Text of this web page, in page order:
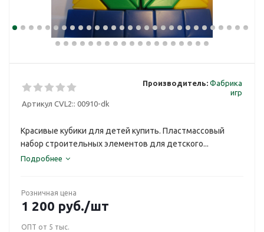
Артикул CVL2:: 00910-dk
Производитель: Фабрика
игр
Красивые кубики для детей купить. Пластмассовый
набор строительных элементов для детского...
Подробнее
Розничная цена
1 200 руб./шт
ОПТ от 5 тыс.